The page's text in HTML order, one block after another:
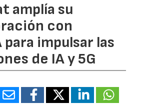
amplía su
con
para impulsar las
de IA y 5G